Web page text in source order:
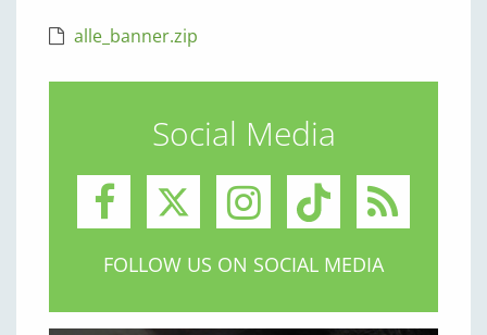
alle_banner.zip
Social Media
FOLLOW US ON SOCIAL MEDIA